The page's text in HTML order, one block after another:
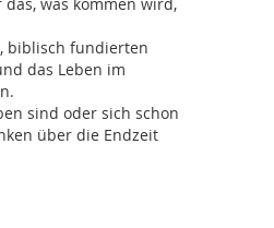
biblisch fundierten
das Leben im
sind oder sich schon
über die Endzeit